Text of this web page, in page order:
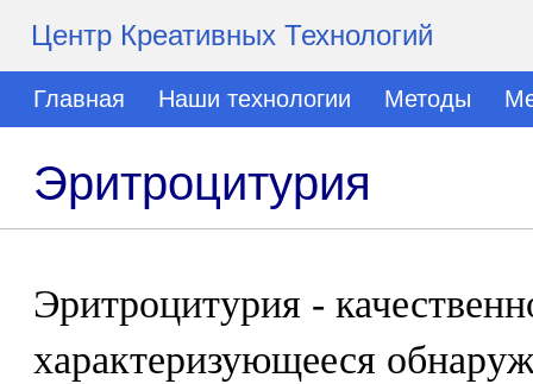
Центр Креативных Технологий
Главная Наши технологии Методы
Эритроцитурия
Эритроцитурия -
характеризующееся